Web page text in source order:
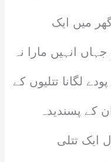
میں ایک
انہیں مارا نہ
لگانا تتلیوں کے
کے پسندیدہ
ایک تتلی